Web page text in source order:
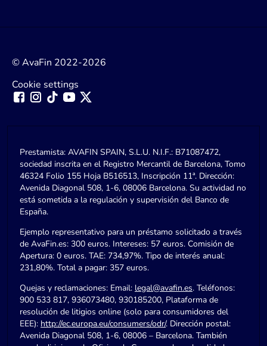
© AvaFin 2022-2026
Cookie settings
Prestamista: AVAFIN SPAIN, S.L.U. N.I.F.: B71087472,
sociedad inscrita en el Registro Mercantil de Barcelona, Tomo
46324 Folio 155 Hoja B516513, Inscripción 11ª. Dirección:
Avenida Diagonal 508, 1-6, 08006 Barcelona. Su actividad no
está sometida a la regulación y supervisión del Banco de
España.
Ejemplo representativo para un préstamo solicitado a través
de AvaFin.es: 300 euros. Intereses: 57 euros. Comisión de
Apertura: 0 euros. TAE: 734,97%. Tipo de interés anual:
231,80%. Total a pagar: 357 euros.
Quejas y reclamaciones: Email: legal@avafin.es. Teléfonos:
900 533 817, 936073480, 930185200, Plataforma de
resolución de litigios online (solo para consumidores del
EEE): http://ec.europa.eu/consumers/odr/. Dirección postal:
Avenida Diagonal 508, 1-6, 08006 – Barcelona. También